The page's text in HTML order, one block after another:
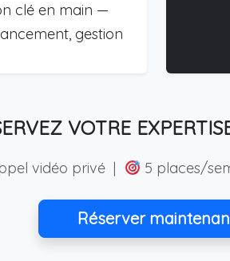
clé en main —
gestion
VOTRE
vidéo privé | 5 places/
Réserver